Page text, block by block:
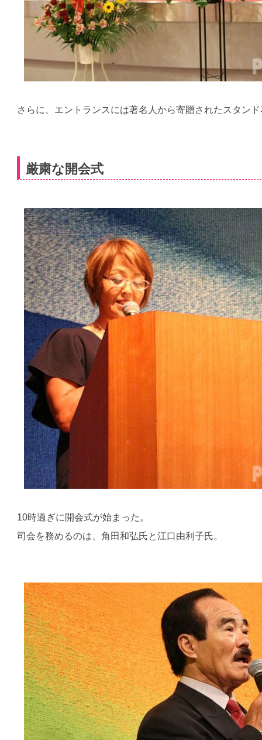
さらに、エントランスには著名人から寄贈されたスタン
厳粛な開会式
10時過ぎに開会式が始まった。
司会を務めるのは、角田和弘氏と江口由利子氏。